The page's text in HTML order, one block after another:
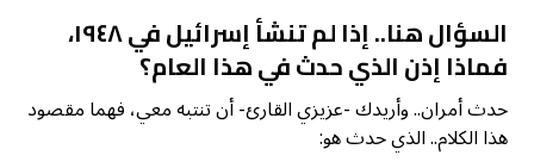
السؤال هنا.. إذا لم تنشأ إسرائيل في ١٩٤٨،
فماذا إذن الذي حدث في هذا العام؟
حدث أمران.. وأريدك -عزيزي القارئ- أن تنتبه معي، فهما مقصود
هذا الكلام.. الذي حدث هو: